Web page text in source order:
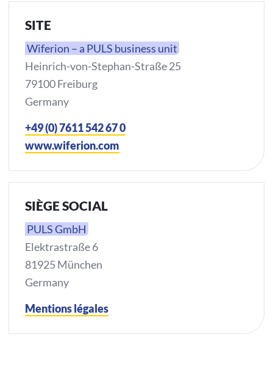
SITE
Wiferion – a PULS business unit
Heinrich-von-Stephan-Straße 25
79100 Freiburg
Germany
+49 (0) 7611 542 67 0
www.wiferion.com
SIÈGE SOCIAL
PULS GmbH
Elektrastraße 6
81925 München
Germany
Mentions légales